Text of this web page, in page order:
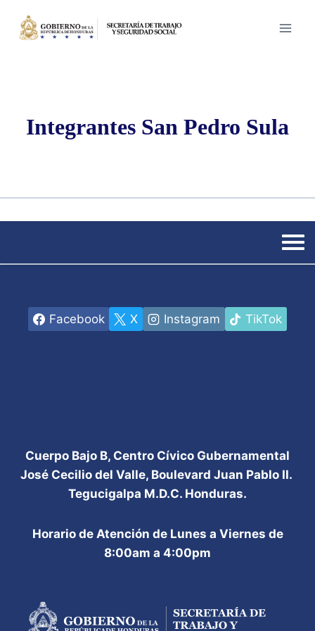
Integrantes San Pedro Sula
Facebook X Instagram TikTok
Cuerpo Bajo B, Centro Cívico Gubernamental
José Cecilio del Valle, Boulevard Juan Pablo II.
Tegucigalpa M.D.C. Honduras.
Horario de Atención de Lunes a Viernes de
8:00am a 4:00pm